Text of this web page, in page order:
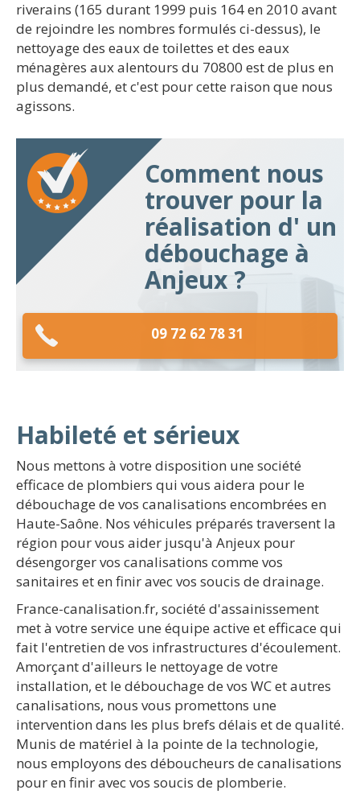
riverains (165 durant 1999 puis 164 en 2010 avant
de rejoindre les nombres formulés ci-dessus), le
nettoyage des eaux de toilettes et des eaux
ménagères aux alentours du 70800 est de plus en
plus demandé, et c'est pour cette raison que nous
agissons.
Comment nous
trouver pour la
réalisation d' un
débouchage à
Anjeux ?
09 72 62 78 31
Habileté et sérieux
Nous mettons à votre disposition une société
efficace de plombiers qui vous aidera pour le
débouchage de vos canalisations encombrées en
Haute-Saône. Nos véhicules préparés traversent la
région pour vous aider jusqu'à Anjeux pour
désengorger vos canalisations comme vos
sanitaires et en finir avec vos soucis de drainage.
France-canalisation.fr, société d'assainissement
met à votre service une équipe active et efficace qui
fait l'entretien de vos infrastructures d'écoulement.
Amorçant d'ailleurs le nettoyage de votre
installation, et le débouchage de vos WC et autres
canalisations, nous vous promettons une
intervention dans les plus brefs délais et de qualité.
Munis de matériel à la pointe de la technologie,
nous employons des déboucheurs de canalisations
pour en finir avec vos soucis de plomberie.